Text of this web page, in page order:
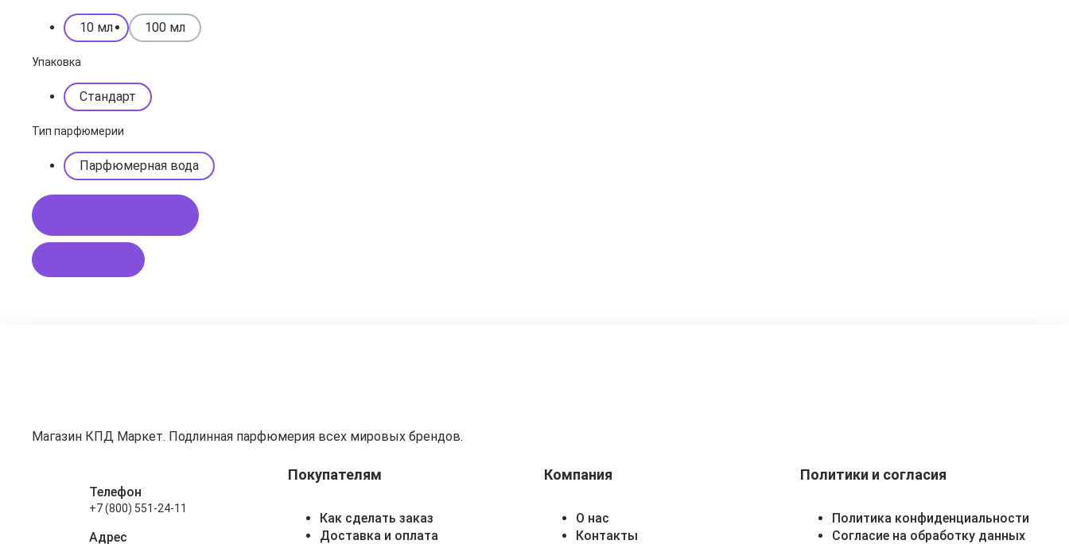
10 мл 100 мл
Упаковка
Стандарт
Тип парфюмерии
Парфюмерная вода
Магазин КПД Маркет. Подлинная парфюмерия всех мировых брендов.
Покупателям
Как сделать заказ
Доставка и оплата
Компания
О нас
Контакты
Политики и согласия
Политика конфиденциальности
Согласие на обработку данных
Телефон
+7 (800) 551-24-11
Адрес